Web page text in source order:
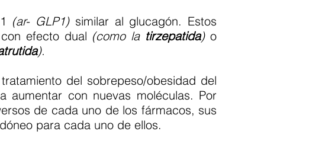
(ar- GLP1) similar al glucagón. Estos
efecto dual (como la tirzepatida)o
).
del sobrepeso/obesidad del
aumentar con nuevas moléculas. Por
de cada uno de los fármacos, sus
para cada uno de ellos.